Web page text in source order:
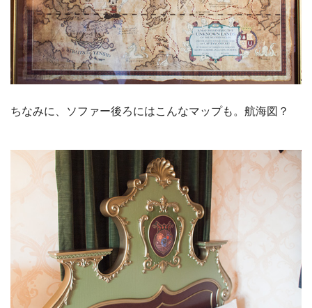
ちなみに、ソファー後ろにはこんなマップも。航海図？